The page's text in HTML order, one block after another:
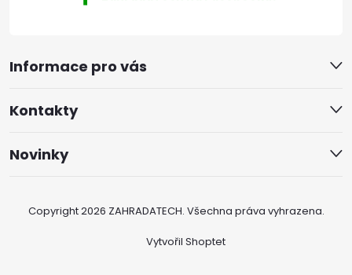
Informace pro vás
Kontakty
Novinky
Vytvořil Shoptet
Copyright 2026 ZAHRADATECH. Všechna práva vyhrazena.